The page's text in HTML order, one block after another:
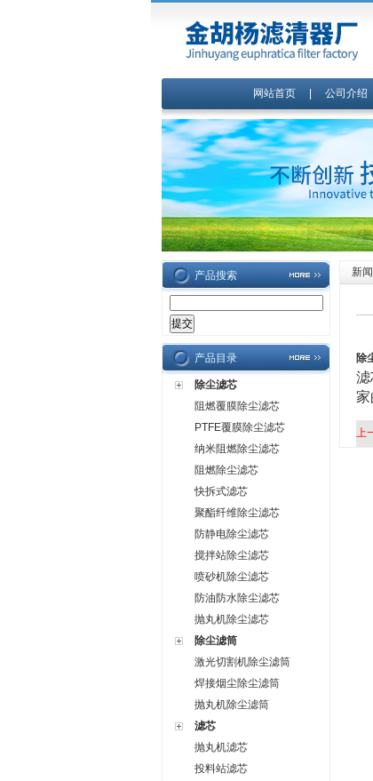
网站首页| 公司介绍
产品搜索
产品目录
除尘滤芯
阻燃覆膜除尘滤芯
PTFE覆膜除尘滤芯
纳米阻燃除尘滤芯
阻燃除尘滤芯
快拆式滤芯
聚酯纤维除尘滤芯
防静电除尘滤芯
搅拌站除尘滤芯
喷砂机除尘滤芯
防油防水除尘滤芯
抛丸机除尘滤芯
除尘滤筒
激光切割机除尘滤筒
焊接烟尘除尘滤筒
抛丸机除尘滤筒
滤芯
抛丸机滤芯
投料站滤芯
新
除
滤
家
上